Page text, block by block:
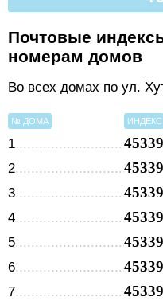
Почтовые
номерам домов
Во всех домах по ул.
№ ДОМА ИНДЕКС
1
2
3
4
5
6
7